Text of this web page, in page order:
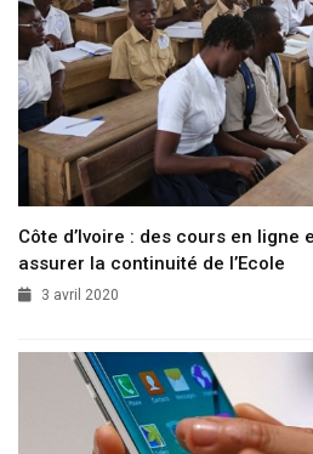
Côte d’Ivoire : des cours en ligne
assurer la continuité de l’Ecole
3 avril 2020